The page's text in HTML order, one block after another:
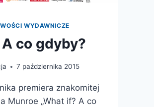
WYDAWNICZE
co gdyby?
7 października 2015
premiera znakomitej
Munroe „What if? A co